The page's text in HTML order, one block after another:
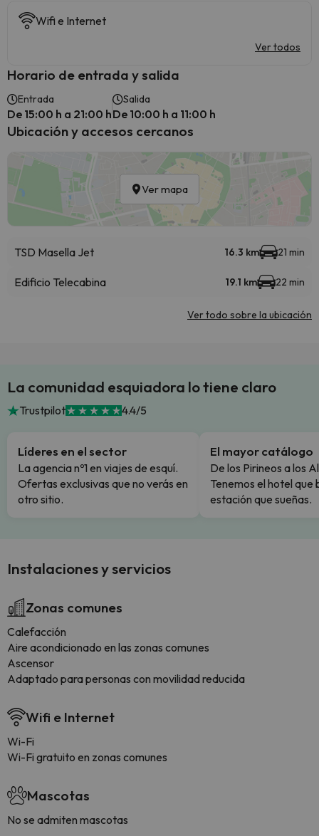
Wifi e Internet
Ver todos
Horario de entrada y salida
Entrada
De 15:00 h a 21:00 h
Salida
De 10:00 h a 11:00 h
Ubicación y accesos cercanos
Ver mapa
TSD Masella Jet 16.3 km 21 min
Edificio Telecabina 19.1 km 22 min
Ver todo sobre la ubicación
La comunidad esquiadora lo tiene claro
Trustpilot 4.4/5
Líderes en el sector
La agencia nº1 en viajes de esquí.
Ofertas exclusivas que no verás en
otro sitio.
El mayor catálogo
De los Pirineos a los
Tenemos el hotel que
estación que sueñas.
Instalaciones y servicios
Zonas comunes
Calefacción
Aire acondicionado en las zonas comunes
Ascensor
Adaptado para personas con movilidad reducida
Wifi e Internet
Wi-Fi
Wi-Fi gratuito en zonas comunes
Mascotas
No se admiten mascotas